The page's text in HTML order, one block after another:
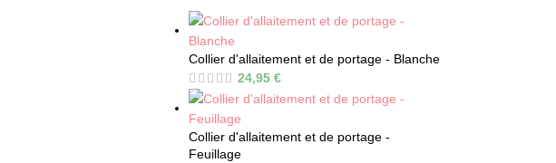
Collier d'allaitement et de portage - Blanche
24,95 €
Collier d'allaitement et de portage -
Feuillage